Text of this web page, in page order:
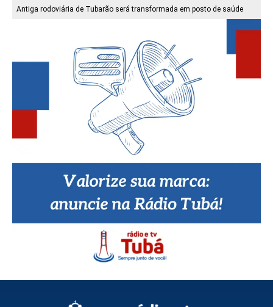
Antiga rodoviária de Tubarão será transformada em posto de saúde